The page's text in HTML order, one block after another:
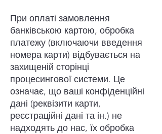
При оплаті замовлення
банківською картою, обробка
платежу (включаючи введення
номера карти) відбувається на
захищеній сторінці
процесингової системи. Це
означає, що ваші конфіденційні
дані (реквізити карти,
реєстраційні дані та ін.) не
надходять до нас, їх обробка